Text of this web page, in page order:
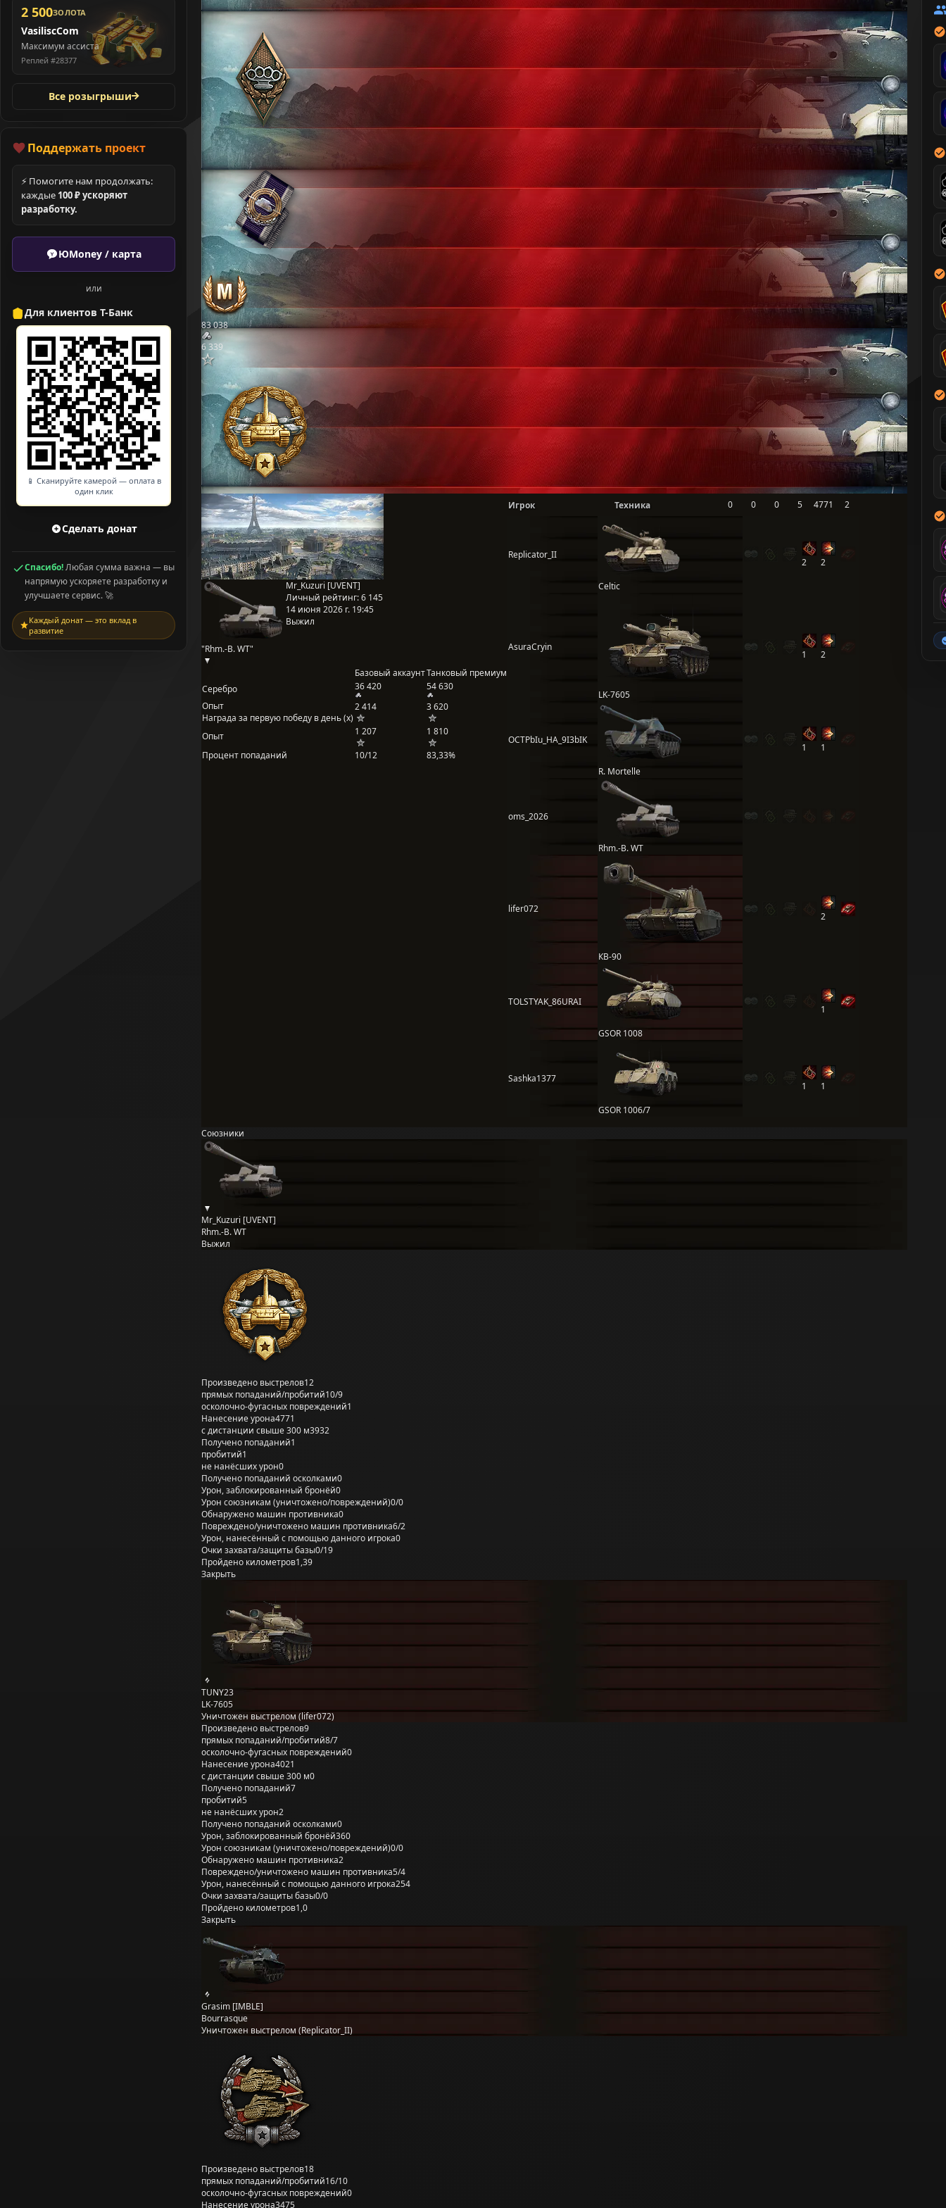
2 500ЗОЛОТА
VasiliscCom
Максимум ассиста
Реплей #28377
Все розыгрыши
Поддержать проект
⚡ Помогите нам продолжать:
каждые 100 ₽ ускоряют
разработку.
ЮMoney / карта
или
Для клиентов Т-Банк
📱 Сканируйте камерой — оплата в
один клик
Сделать донат
Спасибо!Любая сумма важна — вы
напрямую ускоряете разработку и
улучшаете сервис. 🚀
Каждый донат — это вклад в
развитие
83 038
6 339
"Rhm.-B. WT"
Mr_Kuzuri [UVENT]
Личный рейтинг:6 145
14 июня 2026 г. 19:45
Выжил
Базовый аккаунтТанковый премиум
Серебро
36 420
54 630
Опыт
Награда за первую победу в день (x)
2 414 3 620
Опыт 1 207
1 810
Процент попаданий
10/12 83,33%
Игрок Техника 0 0 0 5 4771 2
Replicator_II
Celtic
2 2
AsuraCryin
LK-7605
1 2
OCTPbIu_HA_9I3bIK
R. Mortelle
1 1
oms_2026
Rhm.-B. WT
lifer072
КВ-90
2
TOLSTYAK_86URAI
GSOR 1008
1
Sashka1377
GSOR 1006/7
1 1
Союзники
Mr_Kuzuri [UVENT]
Rhm.-B. WT
Выжил
Произведено выстрелов12
прямых попаданий/пробитий10/9
осколочно-фугасных повреждений1
Нанесение урона4771
с дистанции свыше 300 м3932
Получено попаданий1
пробитий1
не нанёсших урон0
Получено попаданий осколками0
Урон, заблокированный бронёй0
Урон союзникам (уничтожено/повреждений)0/0
Обнаружено машин противника0
Повреждено/уничтожено машин противника6/2
Урон, нанесённый с помощью данного игрока0
Очки захвата/защиты базы0/19
Пройдено километров1,39
Закрыть
TUNY23
LK-7605
Уничтожен выстрелом (lifer072)
Произведено выстрелов9
прямых попаданий/пробитий8/7
осколочно-фугасных повреждений0
Нанесение урона4021
с дистанции свыше 300 м0
Получено попаданий7
пробитий5
не нанёсших урон2
Получено попаданий осколками0
Урон, заблокированный бронёй360
Урон союзникам (уничтожено/повреждений)0/0
Обнаружено машин противника2
Повреждено/уничтожено машин противника5/4
Урон, нанесённый с помощью данного игрока254
Очки захвата/защиты базы0/0
Пройдено километров1,0
Закрыть
Grasim [IMBLE]
Bourrasque
Уничтожен выстрелом (Replicator_II)
Произведено выстрелов18
прямых попаданий/пробитий16/10
осколочно-фугасных повреждений0
Нанесение урона3475